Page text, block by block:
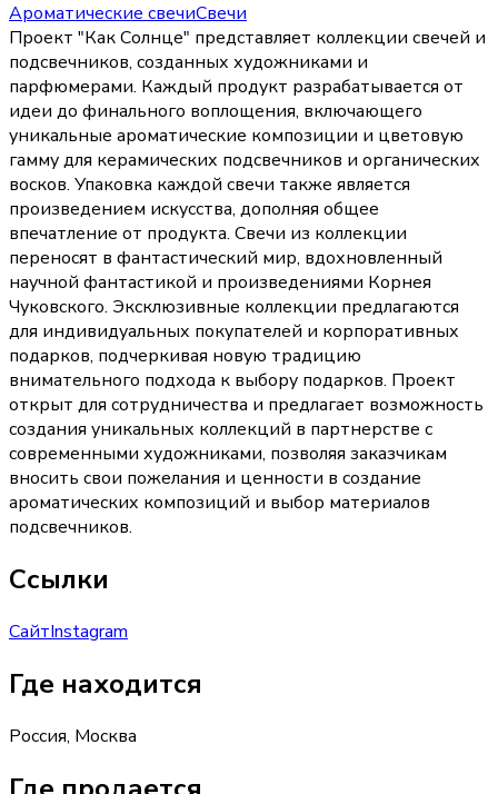
Ароматические свечиСвечи
Проект "Как Солнце" представляет коллекции свечей и
подсвечников, созданных художниками и
парфюмерами. Каждый продукт разрабатывается от
идеи до финального воплощения, включающего
уникальные ароматические композиции и цветовую
гамму для керамических подсвечников и органических
восков. Упаковка каждой свечи также является
произведением искусства, дополняя общее
впечатление от продукта. Свечи из коллекции
переносят в фантастический мир, вдохновленный
научной фантастикой и произведениями Корнея
Чуковского. Эксклюзивные коллекции предлагаются
для индивидуальных покупателей и корпоративных
подарков, подчеркивая новую традицию
внимательного подхода к выбору подарков. Проект
открыт для сотрудничества и предлагает возможность
создания уникальных коллекций в партнерстве с
современными художниками, позволяя заказчикам
вносить свои пожелания и ценности в создание
ароматических композиций и выбор материалов
подсвечников.
Ссылки
СайтInstagram
Где находится
Россия, Москва